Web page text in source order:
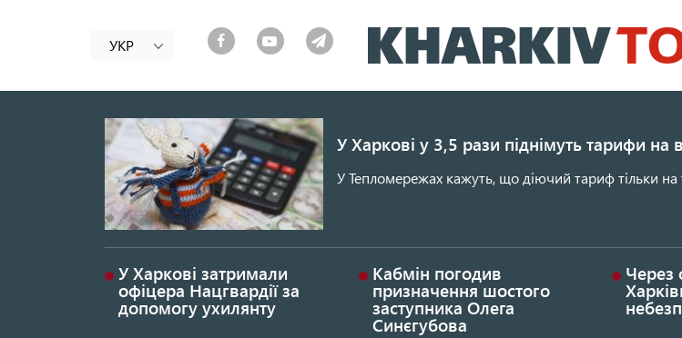
до
основного
УКР
У Харкові у 3,5 рази піднімуть тарифи на
У Тепломережах кажуть, що діючий тариф тільки на
У Харкові затримали
офіцера Нацгвардії за
допомогу ухилянту
Кабмін погодив
призначення шостого
заступника Олега
Синєгубова
Через